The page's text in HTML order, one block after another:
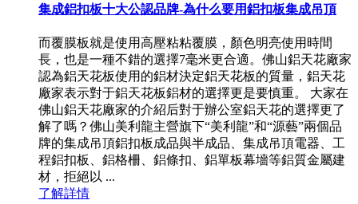
集成鋁扣板十大公認品牌-為什么要用鋁扣板集成吊頂
而覆膜板就是使用高壓粘粘覆膜，顏色明亮使用時間
長，也是一種不錯的選擇7毫米更合適。佛山鋁天花廠家
認為鋁天花板使用的鋁材決定鋁天花板的質量，鋁天花
廠家表示對于鋁天花板鋁材的選擇更是要慎重。 大家在
佛山鋁天花廠家的介紹后對于辦公室鋁天花的選擇更了
解了嗎？佛山美利龍主營旗下“美利龍”和“源藝”兩個品
牌的集成吊頂鋁扣板成品與半成品、集成吊頂電器、工
程鋁扣板、鋁格柵、鋁條扣、鋁單板幕墻等鋁質金屬建
材，拒絕以 ...
了解詳情